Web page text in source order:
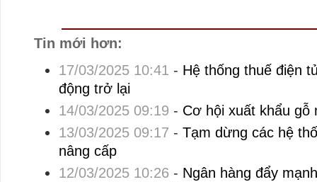
Tin mới hơn:
17/03/2025 10:41 - Hệ thống thuế điện
động trở lại
14/03/2025 09:19 - Cơ hội xuất khẩu gỗ
13/03/2025 09:17 - Tạm dừng các hệ
nâng cấp
12/03/2025 10:26 - Ngân hàng đẩy